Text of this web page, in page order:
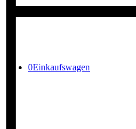
0Einkaufswagen